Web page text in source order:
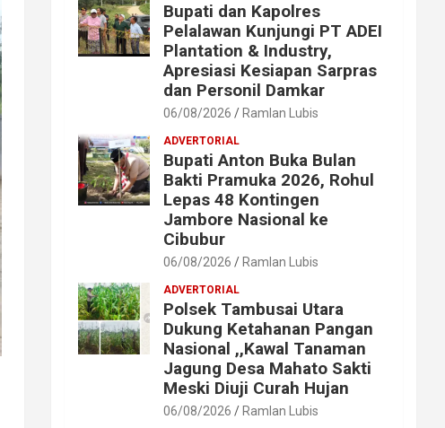
Bupati dan Kapolres
Pelalawan Kunjungi PT ADEI
Plantation & Industry,
Apresiasi Kesiapan Sarpras
dan Personil Damkar
06/08/2026 Ramlan Lubis
ADVERTORIAL
Bupati Anton Buka Bulan
Bakti Pramuka 2026, Rohul
Lepas 48 Kontingen
Jambore Nasional ke
Cibubur
06/08/2026 Ramlan Lubis
ADVERTORIAL
Polsek Tambusai Utara
Dukung Ketahanan Pangan
Nasional ,,Kawal Tanaman
Jagung Desa Mahato Sakti
Meski Diuji Curah Hujan
06/08/2026 Ramlan Lubis